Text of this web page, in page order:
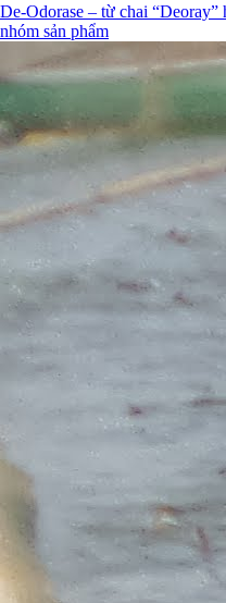
De-Odorase – từ chai “Deoray”
nhóm sản phẩm